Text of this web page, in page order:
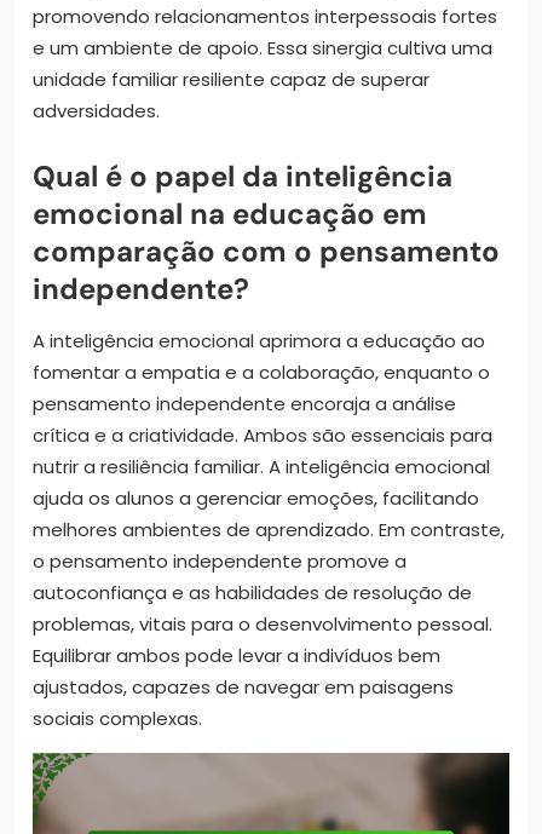
promovendo relacionamentos interpessoais fortes
e um ambiente de apoio. Essa sinergia cultiva uma
unidade familiar resiliente capaz de superar
adversidades.
Qual é o papel da inteligência
emocional na educação em
comparação com o pensamento
independente?
A inteligência emocional aprimora a educação ao
fomentar a empatia e a colaboração, enquanto o
pensamento independente encoraja a análise
crítica e a criatividade. Ambos são essenciais para
nutrir a resiliência familiar. A inteligência emocional
ajuda os alunos a gerenciar emoções, facilitando
melhores ambientes de aprendizado. Em contraste,
o pensamento independente promove a
autoconfiança e as habilidades de resolução de
problemas, vitais para o desenvolvimento pessoal.
Equilibrar ambos pode levar a indivíduos bem
ajustados, capazes de navegar em paisagens
sociais complexas.